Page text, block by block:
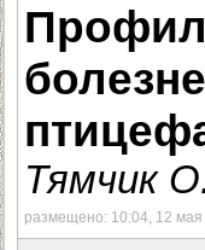
Тямчик
размещено: 10:04, 12